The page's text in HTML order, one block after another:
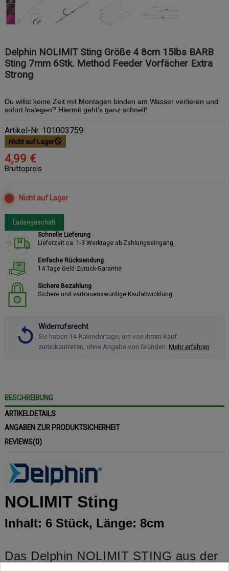
Delphin NOLIMIT Sting Größe 4 8cm 15lbs BARB
Sting 7mm 6Stk. Method Feeder Vorfächer Extra
Strong
Du willst keine Zeit mit Montagen binden am Wasser verlieren und
sofort loslegen? Hiermit geht’s ganz schnell!
Artikel-Nr. 101003759
Nicht auf Lager
4,99 €
Bruttopreis
Nicht auf Lager
Ladengeschäft
Schnelle Lieferung
Lieferzeit ca. 1-3 Werktage ab Zahlungseingang
Einfache Rücksendung
14 Tage Geld-Zurück-Garantie
Sichere Bezahlung
Sichere und vertrauenswürdige Kaufabwicklung
Widerrufsrecht
Sie haben 14 Kalendertage, um von Ihrem Kauf
zurückzutreten, ohne Angabe von Gründen. Mehr erfahren
BESCHREIBUNG
ARTIKELDETAILS
ANGABEN ZUR PRODUKTSICHERHEIT
REVIEWS(0)
NOLIMIT Sting
Inhalt: 6 Stück, Länge: 8cm
Das Delphin NOLIMIT STING aus der